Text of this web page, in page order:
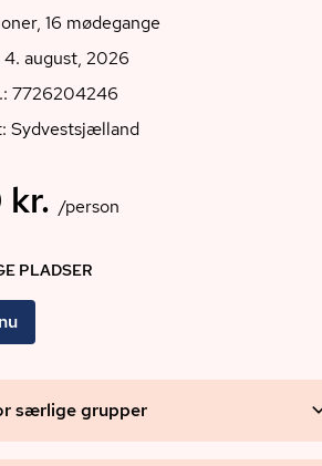
16 mødegange
4. august, 2026
7726204246
Sydvestsjælland
kr. /person
PLADSER
særlige grupper